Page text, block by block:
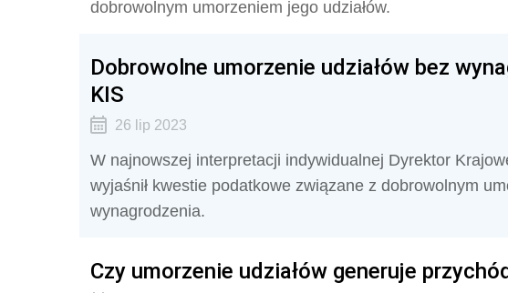
dobrowolnym umorzeniem jego udziałów.
Dobrowolne umorzenie udziałów bez
KIS
26 lip 2023
W najnowszej interpretacji indywidualnej Dyrektor
wyjaśnił kwestie podatkowe związane z dobrowolnym
wynagrodzenia.
Czy umorzenie udziałów generuje